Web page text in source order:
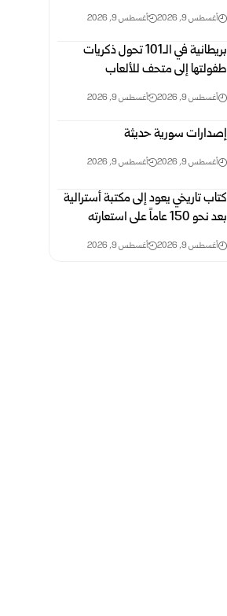
أغسطس 9, 2026 أغسطس 9, 2026
بريطانية في الـ101 تحول ذكريات
طفولتها إلى متحف للألعاب
أغسطس 9, 2026 أغسطس 9, 2026
إصدارات سورية حديثة
أغسطس 9, 2026 أغسطس 9, 2026
كتاب تاريخي يعود إلى مكتبة أسترالية
بعد نحو 150 عاماً على استعارته
أغسطس 9, 2026 أغسطس 9, 2026